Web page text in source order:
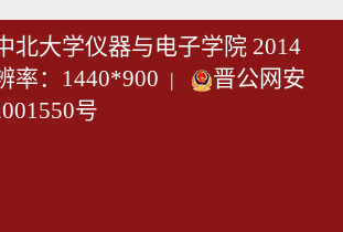
北大学仪器与电子学院 2014
率：1440*900 |
晋公网安
号